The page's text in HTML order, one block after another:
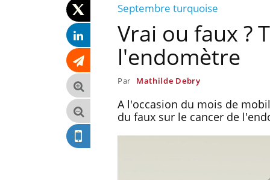
Septembre turquoise
Vrai ou faux ?
l'endomètre
Par Mathilde Debry
A l'occasion du mois de
du faux sur le cancer de